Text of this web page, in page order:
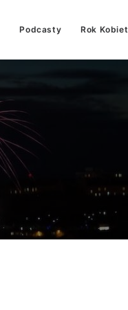
Podcasty Rok Kobiet